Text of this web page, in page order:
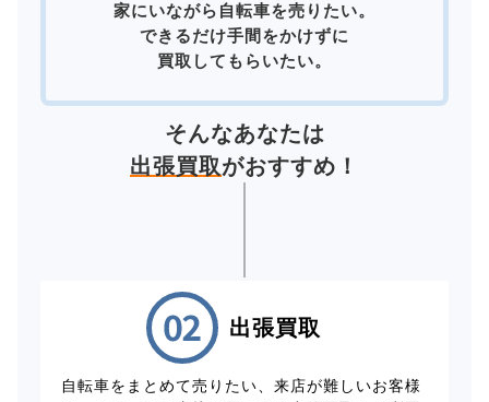
家にいながら自転車を売りたい。
できるだけ手間をかけずに
買取してもらいたい。
そんなあなたは
出張買取がおすすめ！
出張買取
自転車をまとめて売りたい、来店が難しいお客様